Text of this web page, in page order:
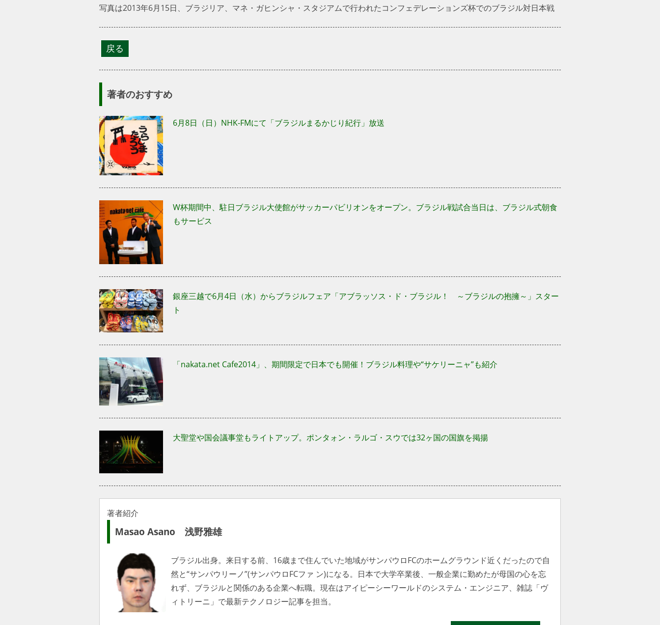
写真は2013年6月15日、ブラジリア、マネ・ガヒンシャ・スタジアムで行われたコンフェデレーションズ杯でのブラジル対日本戦
著者のおすすめ
6月8日（日）NHK-FMにて「ブラジルまるかじり紀行」放送
W杯期間中、駐日ブラジル大使館がサッカーパビリオンをオープン。ブラジル戦試合当日は、ブラジル式朝食
もサービス
銀座三越で6月4日（水）からブラジルフェア「アブラッソス・ド・ブラジル！ ～ブラジルの抱擁～」スター
ト
「nakata.net Cafe2014」、期間限定で日本でも開催！ブラジル料理や“サケリーニャ”も紹介
大聖堂や国会議事堂もライトアップ。ポンタォン・ラルゴ・スウでは32ヶ国の国旗を掲揚
著者紹介
Masao Asano 浅野雅雄
ブラジル出身。来日する前、16歳まで住んでいた地域がサンパウロFCのホームグラウンド近くだったので自
然と“サンパウリーノ”(サンパウロFCファ ン)になる。日本で大学卒業後、一般企業に勤めたが母国の心を忘
れず、ブラジルと関係のある企業へ転職。現在はアイピーシーワールドのシステム・エンジニア、雑誌「ヴ
ィトリーニ」で最新テクノロジー記事を担当。